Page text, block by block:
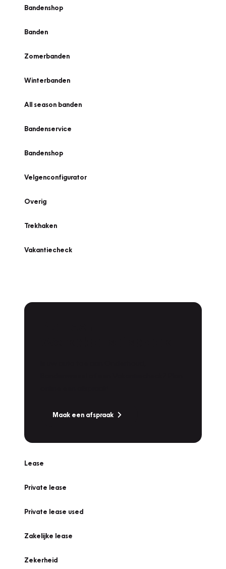
Bandenshop
Banden
Zomerbanden
Winterbanden
All season banden
Bandenservice
Bandenshop
Velgenconfigurator
Overig
Trekhaken
Vakantiecheck
Maak een afspraak
Lease
Private lease
Private lease used
Zakelijke lease
Zekerheid